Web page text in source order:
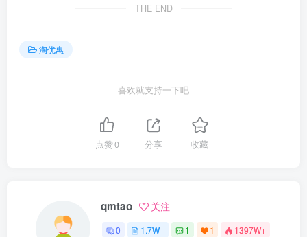
THE END
淘优惠
喜欢就支持一下吧
点赞0 分享 收藏
qmtao 关注
0 1.7W+ 1 1 1397W+